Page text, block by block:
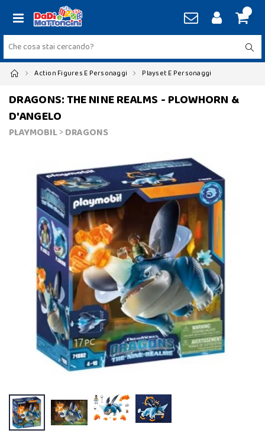
Action Figures E Personaggi Playset E Personaggi
DRAGONS: THE NINE REALMS - PLOWHORN &
D'ANGELO
PLAYMOBIL>DRAGONS